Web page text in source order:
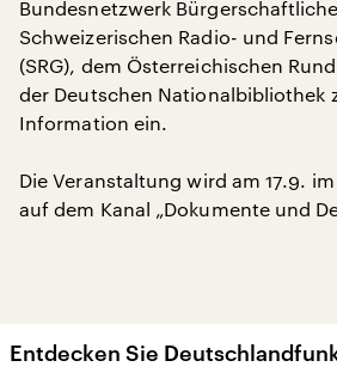
Bundesnetzwerk
Schweizerischen Radio- und
(SRG), dem Österreichischen
der Deutschen Nationalbibliothek
Information ein.
Die Veranstaltung wird am 17.9.
auf dem Kanal „Dokumente und
Entdecken Sie